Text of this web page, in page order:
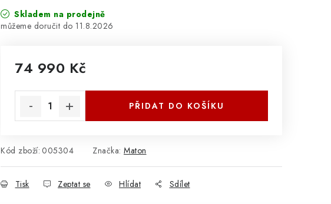
Skladem na prodejně
11.8.2026
74 990 Kč
PŘIDAT DO KOŠÍKU
Kód zboží: 005304 Značka: Maton
Tisk Zeptat se Hlídat Sdílet